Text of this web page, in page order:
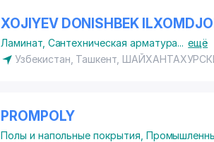
XOJIYEV DONISHBEK
Ламинат, Сантехническая арматура... ещё
Узбекистан, Ташкент,
PROMPOLY
Полы и напольные покрытия